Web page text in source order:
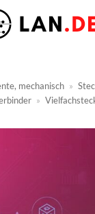
mechanisch »
»